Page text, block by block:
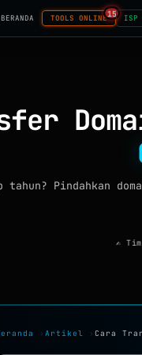
BERANDA TOOLS ONLINE15 ISP
tahun? Pindahkan
✍
› Artikel › Cara